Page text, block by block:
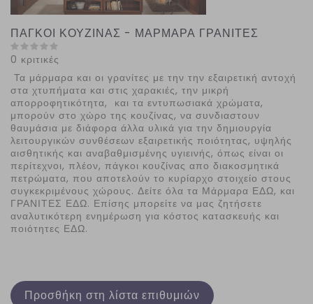
ΠΑΓΚΟΙ ΚΟΥΖΙΝΑΣ - ΜΑΡΜΑΡΑ ΓΡΑΝΙΤΕΣ
0 κριτικές
Τα μάρμαρα και οι γρανίτες με την την εξαιρετική αντοχή
στα χτυπήματα και στις χαρακιές, την μικρή
απορροφητικότητα, και τα εντυπωσιακά χρώματα,
μπορούν στο χώρο της κουζίνας, να συνδιαστουν
θαυμάσια με διάφορα άλλα υλικά για την δημιουργία
λειτουργικών συνθέσεων εξαιρετικής ποιότητας, υψηλής
αισθητικής και αναβαθμισμένης υγιεινής, όπως είναι οι
περίτεχνοι, πλέον, πάγκοι κουζίνας απο διακοσμητικά
πετρώματα, που αποτελούν το κυρίαρχο στοιχείο στους
συγκεκριμένους χώρους. Δείτε όλα τα Μάρμαρα ΕΔΩ, και
ΓΡΑΝΙΤΕΣ ΕΔΩ. Επίσης μπορείτε να μας ζητήσετε
αναλυτικότερη ενημέρωση για κόστος κατασκευής και
ποιότητες ΕΔΩ.
Προσθήκη στη λίστα επιθυμιών